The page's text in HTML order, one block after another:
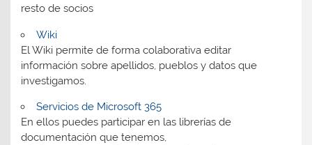
resto de socios
Wiki
El Wiki permite de forma colaborativa editar
información sobre apellidos, pueblos y datos que
investigamos.
Servicios de Microsoft 365
En ellos puedes participar en las librerías de
documentación que tenemos,